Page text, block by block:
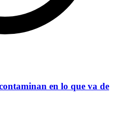
en lo que va de